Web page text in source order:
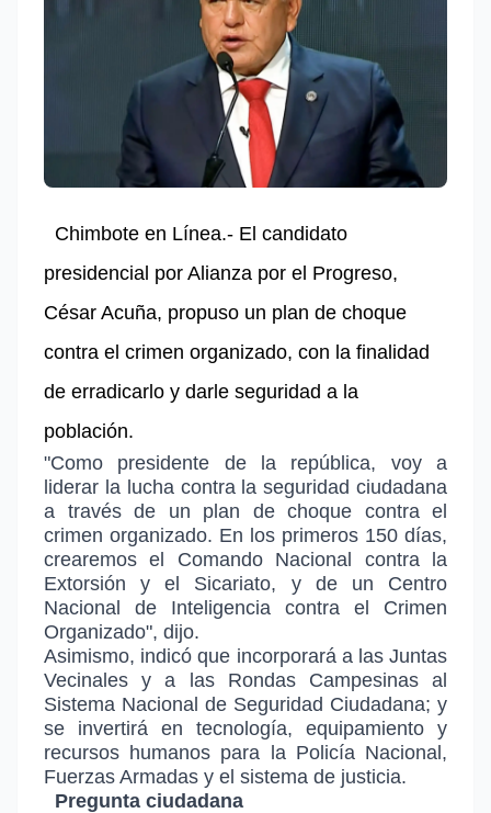
Chimbote en Línea.- El candidato
presidencial por Alianza por el Progreso,
César Acuña, propuso un plan de choque
contra el crimen organizado, con la finalidad
de erradicarlo y darle seguridad a la
población.
"Como presidente de la república, voy a
liderar la lucha contra la seguridad ciudadana
a través de un plan de choque contra el
crimen organizado. En los primeros 150 días,
crearemos el Comando Nacional contra la
Extorsión y el Sicariato, y de un Centro
Nacional de Inteligencia contra el Crimen
Organizado", dijo.
Asimismo, indicó que incorporará a las Juntas
Vecinales y a las Rondas Campesinas al
Sistema Nacional de Seguridad Ciudadana; y
se invertirá en tecnología, equipamiento y
recursos humanos para la Policía Nacional,
Fuerzas Armadas y el sistema de justicia.
Pregunta ciudadana